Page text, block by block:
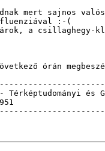
mert sajnos
:-(
a csillaghegy-
órán
Térképtudományi és
1-3722951